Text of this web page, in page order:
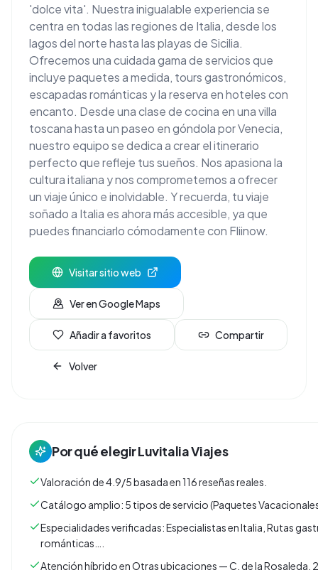
'dolce vita'. Nuestra inigualable experiencia se
centra en todas las regiones de Italia, desde los
lagos del norte hasta las playas de Sicilia.
Ofrecemos una cuidada gama de servicios que
incluye paquetes a medida, tours gastronómicos,
escapadas románticas y la reserva en hoteles con
encanto. Desde una clase de cocina en una villa
toscana hasta un paseo en góndola por Venecia,
nuestro equipo se dedica a crear el itinerario
perfecto que refleje tus sueños. Nos apasiona la
cultura italiana y nos comprometemos a ofrecer
un viaje único e inolvidable. Y recuerda, tu viaje
soñado a Italia es ahora más accesible, ya que
puedes financiarlo cómodamente con Fliinow.
Visitar sitio web
Ver en Google Maps
Añadir a favoritos Compartir
Volver
Por qué elegirLuvitalia Viajes
Valoración de 4.9/5 basada en 116 reseñas reales.
Catálogo amplio: 5 tipos de servicio (Paquetes
Especialidades verificadas: Especialistas en Italia, Rutas
románticas….
Atención híbrido en Otras ubicaciones — C. de la Rosaleda,